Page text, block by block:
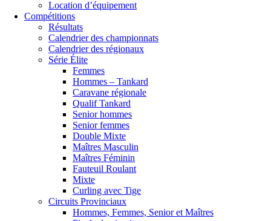
Location d’équipement
Compétitions
Résultats
Calendrier des championnats
Calendrier des régionaux
Série Élite
Femmes
Hommes – Tankard
Caravane régionale
Qualif Tankard
Senior hommes
Senior femmes
Double Mixte
Maîtres Masculin
Maîtres Féminin
Fauteuil Roulant
Mixte
Curling avec Tige
Circuits Provinciaux
Hommes, Femmes, Senior et Maîtres